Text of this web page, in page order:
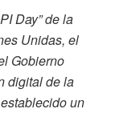
Day” de la
Unidas, el
Gobierno
digital de la
un